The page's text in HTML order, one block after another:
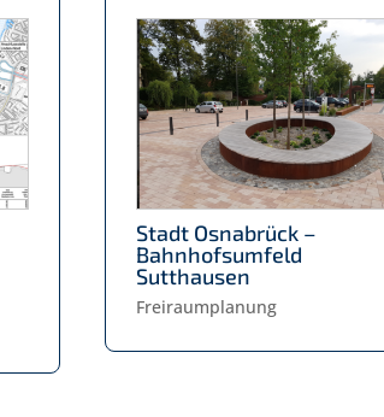
Stadt Osnabrück –
Bahnhofsumfeld
Sutthausen
Freiraumplanung